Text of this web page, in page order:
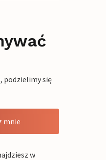
podzielimy się
mnie
w